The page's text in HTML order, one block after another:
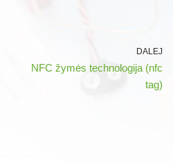
DALEJ
NFC žymės technologija (nfc
tag)